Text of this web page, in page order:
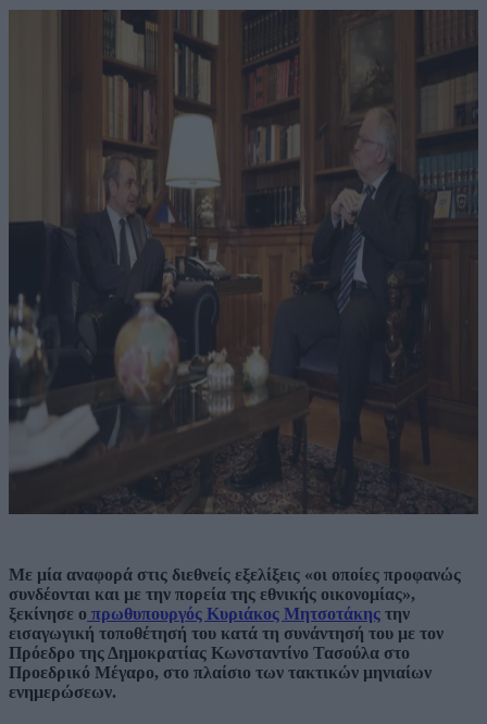
Με μία αναφορά στις διεθνείς εξελίξεις «οι οποίες προφανώς
συνδέονται και με την πορεία της εθνικής οικονομίας»,
ξεκίνησε ο πρωθυπουργός Κυριάκος Μητσοτάκης την
εισαγωγική τοποθέτησή του κατά τη συνάντησή του με τον
Πρόεδρο της Δημοκρατίας Κωνσταντίνο Τασούλα στο
Προεδρικό Μέγαρο, στο πλαίσιο των τακτικών μηνιαίων
ενημερώσεων.